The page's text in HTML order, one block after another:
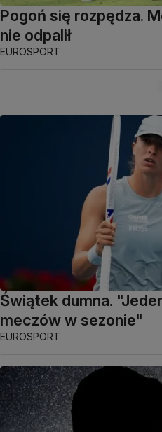
Pogoń się rozpędza.
nie odpalił
EUROSPORT
Świątek dumna.
meczów w sezonie"
EUROSPORT